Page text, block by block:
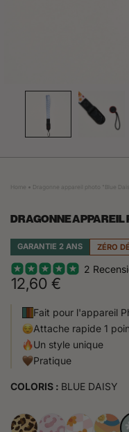
Home Dragonne appareil photo "Blue
DRAGONNE
GARANTIE 2 ANS ZÉRO
2
12,60 €
Fait pour l'appareil
Attache rapide 1
Un style unique
Pratique
COLORIS : BLUE DAISY